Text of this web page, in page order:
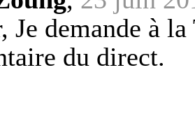
Je demande à
du direct.